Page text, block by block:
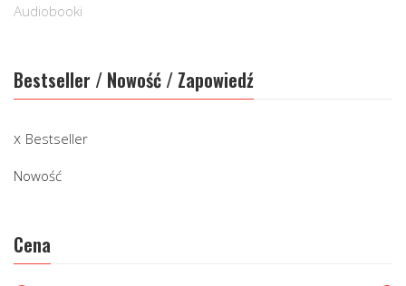
Audiobooki
Bestseller / Nowość / Zapowiedź
Bestseller
Nowość
Cena